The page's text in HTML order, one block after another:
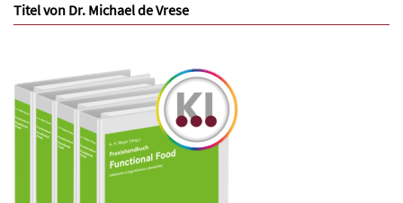
Titel von Dr. Michael de Vrese